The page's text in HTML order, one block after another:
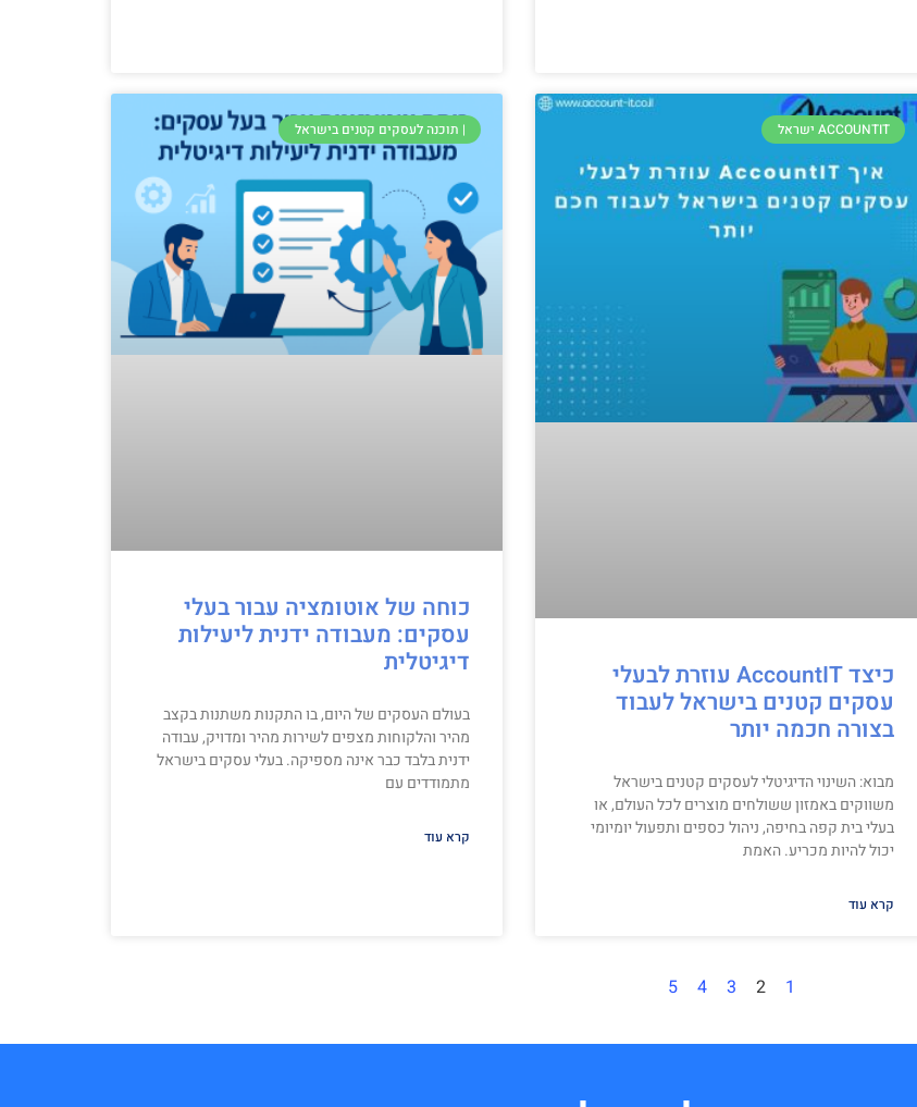
ACCOUNTIT ישראל
כיצד AccountIT עוזרת לבעלי
עסקים קטנים בישראל לעבוד
בצורה חכמה יותר
מבוא: השינוי הדיגיטלי לעסקים קטנים בישראל
משווקים באמזון ששולחים מוצרים לכל העולם, או
בעלי בית קפה בחיפה, ניהול כספים ותפעול יומיומי
יכול להיות מכריע. האמת
קרא עוד
| תוכנה לעסקים קטנים בישראל
כוחה של אוטומציה עבור בעלי
עסקים: מעבודה ידנית ליעילות
דיגיטלית
בעולם העסקים של היום, בו התקנות משתנות בקצב
מהיר והלקוחות מצפים לשירות מהיר ומדויק, עבודה
ידנית בלבד כבר אינה מספיקה. בעלי עסקים בישראל
מתמודדים עם
קרא עוד
1
2
3
4
5